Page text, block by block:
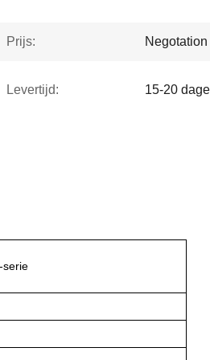
Prijs: Negotation
Levertijd: 15-20
serie